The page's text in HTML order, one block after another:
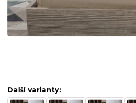
Další varianty: